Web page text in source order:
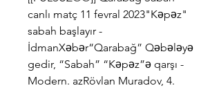
canlı matç 11 fevral 2023"Kəpəz"
sabah başlayır -
İdmanXəbər“Qarabağ” Qəbələyə
gedir, “Sabah” “Kəpəz”ə qarşı -
Modern. azRövlan Muradov, 4.